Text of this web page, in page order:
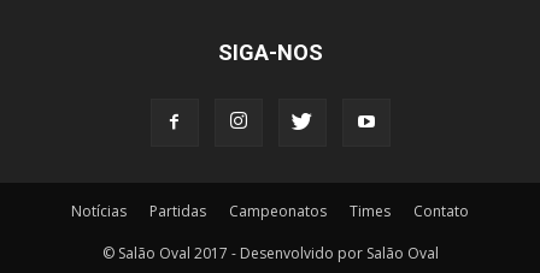
SIGA-NOS
Notícias Partidas Campeonatos Times Contato
© Salão Oval 2017 - Desenvolvido por Salão Oval